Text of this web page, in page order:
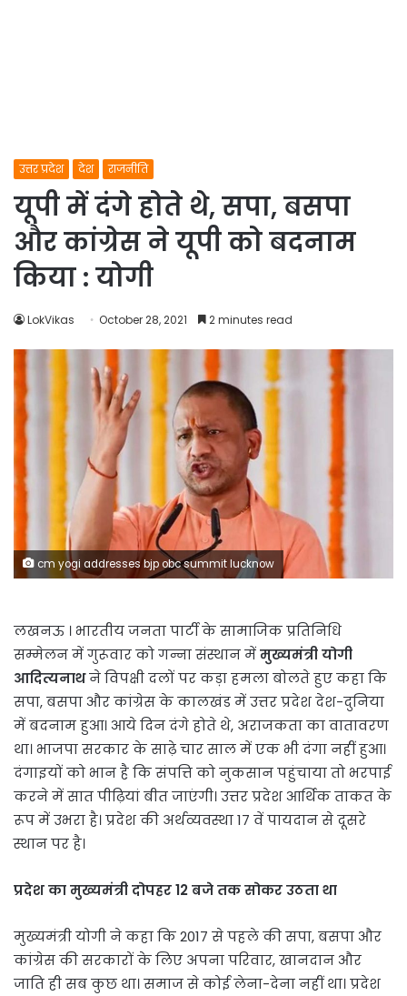
उत्तर प्रदेश देश राजनीति
यूपी में दंगे होते थे, सपा, बसपा
और कांग्रेस ने यूपी को बदनाम
किया : योगी
LokVikas October 28, 2021 2 minutes read
cm yogi addresses bjp obc summit lucknow
लखनऊ । भारतीय जनता पार्टी के सामाजिक प्रतिनिधि
सम्मेलन में गुरूवार को गन्ना संस्थान मेंमुख्यमंत्री योगी
आदित्यनाथने विपक्षी दलों पर कड़ा हमला बोलते हुए कहा कि
सपा, बसपा और कांग्रेस के कालखंड में उत्तर प्रदेश देश-दुनिया
में बदनाम हुआ। आये दिन दंगे होते थे, अराजकता का वातावरण
था। भाजपा सरकार के साढ़े चार साल में एक भी दंगा नहीं हुआ।
दंगाइयों को भान है कि संपत्ति को नुकसान पहुंचाया तो भरपाई
करने में सात पीढ़ियां बीत जाएंगी। उत्तर प्रदेश आर्थिक ताकत के
रूप में उभरा है। प्रदेश की अर्थव्यवस्था 17 वें पायदान से दूसरे
स्थान पर है।
प्रदेश का मुख्यमंत्री दोपहर 12 बजे तक सोकर उठता था
मुख्यमंत्री योगी ने कहा कि 2017 से पहले की सपा, बसपा और
कांग्रेस की सरकारों के लिए अपना परिवार, खानदान और
जाति ही सब कुछ था। समाज से कोई लेना-देना नहीं था। प्रदेश